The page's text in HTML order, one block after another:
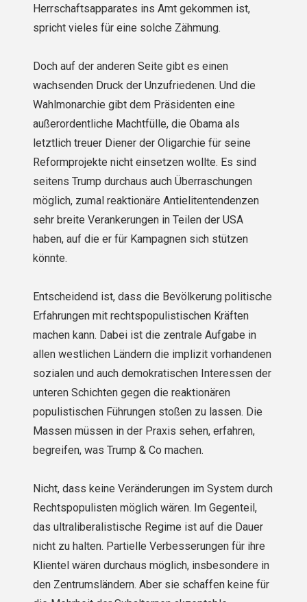
Herrschaftsapparates ins Amt gekommen ist,
spricht vieles für eine solche Zähmung.
Doch auf der anderen Seite gibt es einen
wachsenden Druck der Unzufriedenen. Und die
Wahlmonarchie gibt dem Präsidenten eine
außerordentliche Machtfülle, die Obama als
letztlich treuer Diener der Oligarchie für seine
Reformprojekte nicht einsetzen wollte. Es sind
seitens Trump durchaus auch Überraschungen
möglich, zumal reaktionäre Antielitentendenzen
sehr breite Verankerungen in Teilen der USA
haben, auf die er für Kampagnen sich stützen
könnte.
Entscheidend ist, dass die Bevölkerung politische
Erfahrungen mit rechtspopulistischen Kräften
machen kann. Dabei ist die zentrale Aufgabe in
allen westlichen Ländern die implizit vorhandenen
sozialen und auch demokratischen Interessen der
unteren Schichten gegen die reaktionären
populistischen Führungen stoßen zu lassen. Die
Massen müssen in der Praxis sehen, erfahren,
begreifen, was Trump & Co machen.
Nicht, dass keine Veränderungen im System durch
Rechtspopulisten möglich wären. Im Gegenteil,
das ultraliberalistische Regime ist auf die Dauer
nicht zu halten. Partielle Verbesserungen für ihre
Klientel wären durchaus möglich, insbesondere in
den Zentrumsländern. Aber sie schaffen keine für